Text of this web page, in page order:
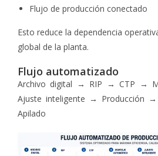
Flujo de producción conectado
Esto reduce la dependencia
global de la planta.
Flujo automatizado
Archivo digital → RIP → CTP →
Ajuste inteligente → Producción
Apilado